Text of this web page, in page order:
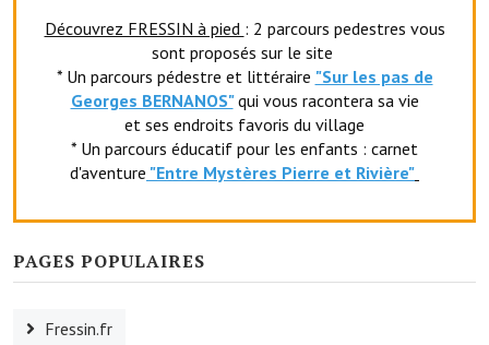
L'association des anciens combattants
L'association des anciens sapeurs-pompiers volontaires
Village sportif
L'US Crequy Fressin
La société de chasse
La société de pêche
Découvrez FRESSIN à pied : 2 parcours pedestres vous
sont proposés sur le site
* Un parcours pédestre et littéraire "Sur les pas de
Georges BERNANOS" qui vous racontera sa vie
et ses endroits favoris du village
* Un parcours éducatif pour les enfants : carnet
d'aventure "Entre Mystères Pierre et Rivière"
PAGES POPULAIRES
Fressin.fr